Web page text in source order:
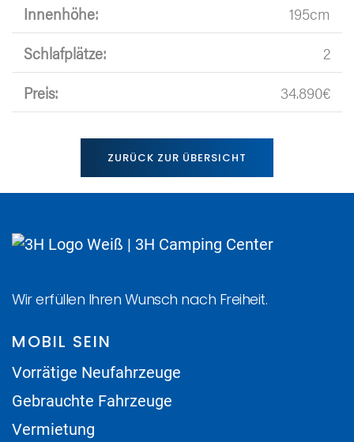
Innenhöhe:
195cm
Schlafplätze:
2
Preis:
34.890€
ZURÜCK ZUR ÜBERSICHT
Wir erfüllen Ihren Wunsch nach Freiheit.
MOBIL SEIN
Vorrätige Neufahrzeuge
Gebrauchte Fahrzeuge
Vermietung